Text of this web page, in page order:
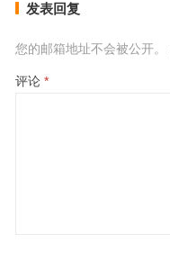
发表回复
您的邮箱地址不会被公开。
评论 *